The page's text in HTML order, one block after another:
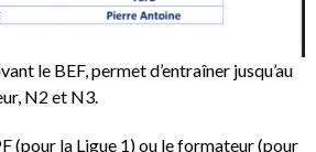
le BEF, permet d’entraîner jusqu’au
N2 et N3.
(pour la Ligue 1) ou le formateur (pour